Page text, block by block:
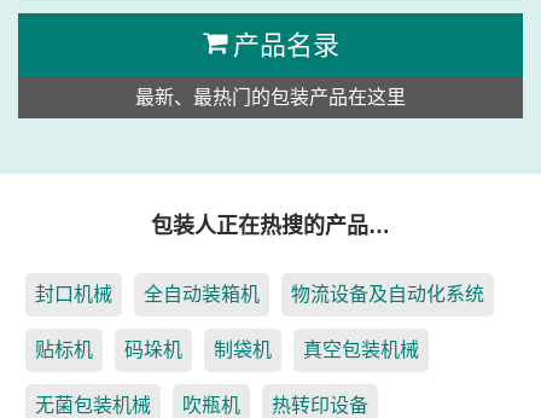
产品名录
最新、最热门的包装产品在这里
包装人正在热搜的产品…
封口机械 全自动装箱机 物流设备及自动化系统
贴标机 码垛机 制袋机 真空包装机械
无菌包装机械 吹瓶机 热转印设备